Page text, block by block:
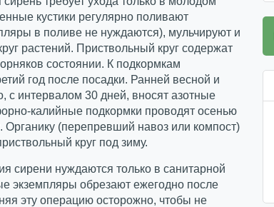
кустики регулярно поливают
в поливе не нуждаются), мульчируют и
растений. Приствольный круг содержат
состоянии. К подкормкам
год после посадки. Ранней весной и
с интервалом 30 дней, вносят азотные
калийные подкормки проводят осенью
Органику (перепревший навоз или компост)
круг под зиму.
сирени нуждаются только в санитарной
экземпляры обрезают ежегодно после
эту операцию осторожно, чтобы не